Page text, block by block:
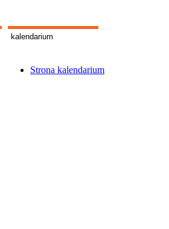
kalendarium
Strona kalendarium